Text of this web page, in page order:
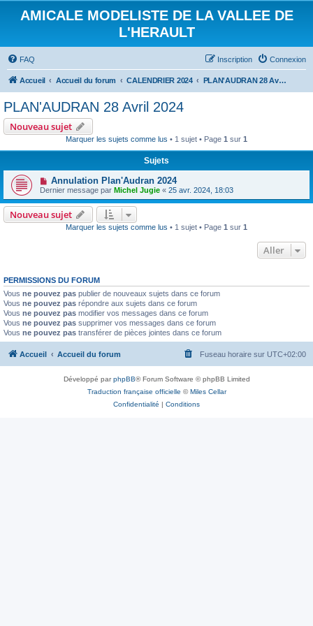
AMICALE MODELISTE DE LA VALLEE DE
L'HERAULT
FAQ Connexion
Inscription
Accueil Accueil du forum CALENDRIER 2024 PLAN'AUDRAN 28 Avril 2024
PLAN'AUDRAN 28 Avril 2024
Nouveau sujet
Marquer les sujets comme lus • 1 sujet • Page 1 sur 1
Sujets
Annulation Plan'Audran 2024
Dernier message par Michel Jugie « 25 avr. 2024, 18:03
Nouveau sujet
Marquer les sujets comme lus • 1 sujet • Page 1 sur 1
Aller
PERMISSIONS DU FORUM
Vous ne pouvez pas publier de nouveaux sujets dans ce forum
Vous ne pouvez pas répondre aux sujets dans ce forum
Vous ne pouvez pas modifier vos messages dans ce forum
Vous ne pouvez pas supprimer vos messages dans ce forum
Vous ne pouvez pas transférer de pièces jointes dans ce forum
Accueil Accueil du forum Fuseau horaire sur UTC+02:00
Développé parphpBB® Forum Software © phpBB Limited
Traduction française officielle ©Miles Cellar
Confidentialité | Conditions